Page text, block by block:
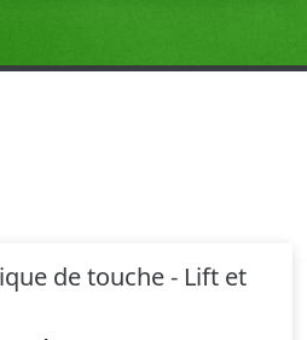
de touche - Lift et